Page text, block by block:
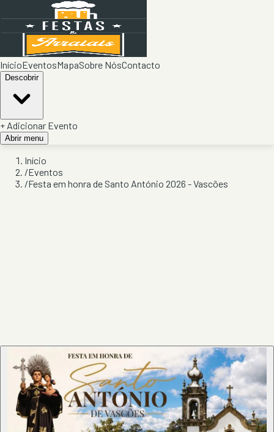
InícioEventosMapaSobre NósContacto
Descobrir
+ Adicionar Evento
Abrir menu
Início
/Eventos
/Festa em honra de Santo António 2026 - Vascões